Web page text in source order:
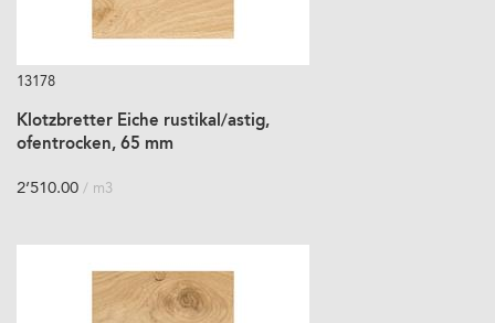
13178
Klotzbretter Eiche rustikal/astig,
ofentrocken, 65 mm
2’510.00 / m3